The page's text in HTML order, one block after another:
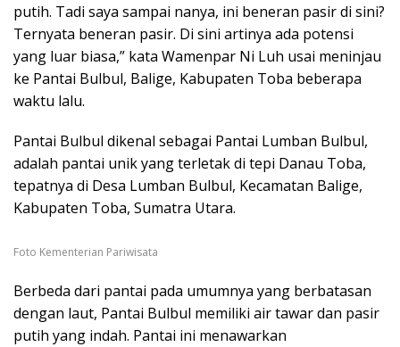
putih. Tadi saya sampai nanya, ini beneran pasir di sini?
Ternyata beneran pasir. Di sini artinya ada potensi
yang luar biasa,” kata Wamenpar Ni Luh usai meninjau
ke Pantai Bulbul, Balige, Kabupaten Toba beberapa
waktu lalu.
Pantai Bulbul dikenal sebagai Pantai Lumban Bulbul,
adalah pantai unik yang terletak di tepi Danau Toba,
tepatnya di Desa Lumban Bulbul, Kecamatan Balige,
Kabupaten Toba, Sumatra Utara.
Foto Kementerian Pariwisata
Berbeda dari pantai pada umumnya yang berbatasan
dengan laut, Pantai Bulbul memiliki air tawar dan pasir
putih yang indah. Pantai ini menawarkan